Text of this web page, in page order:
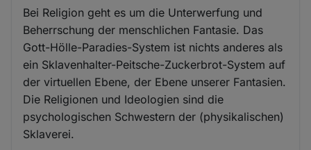
Bei Religion geht es um die Unterwerfung und
Beherrschung der menschlichen Fantasie. Das
Gott-Hölle-Paradies-System ist nichts anderes als
ein Sklavenhalter-Peitsche-Zuckerbrot-System auf
der virtuellen Ebene, der Ebene unserer Fantasien.
Die Religionen und Ideologien sind die
psychologischen Schwestern der (physikalischen)
Sklaverei.